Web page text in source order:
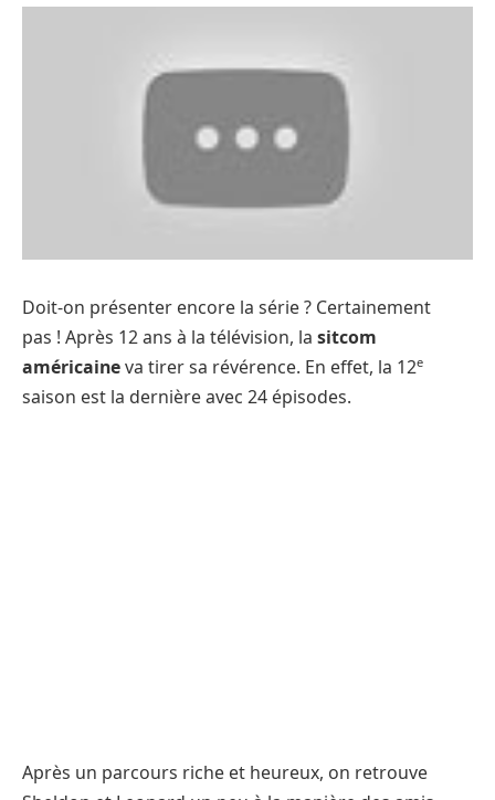
Doit-on présenter encore la série ? Certainement
pas ! Après 12 ans à la télévision, la sitcom
américaineva tirer sa révérence. En effet, la 12e
saison est la dernière avec 24 épisodes.
Après un parcours riche et heureux, on retrouve